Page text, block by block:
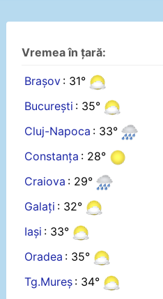
Vremea în țară:
Brașov : 31°
București : 35°
Cluj-Napoca : 33°
Constanța : 28°
Craiova : 29°
Galați : 32°
Iași : 33°
Oradea : 35°
Tg.Mureș : 34°